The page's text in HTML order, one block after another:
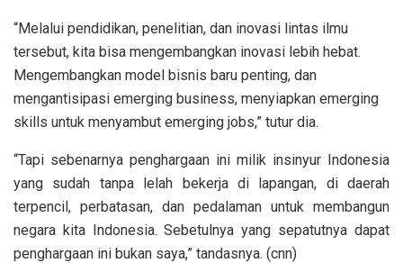
“Melalui pendidikan, penelitian, dan inovasi lintas ilmu
tersebut, kita bisa mengembangkan inovasi lebih hebat.
Mengembangkan model bisnis baru penting, dan
mengantisipasi emerging business, menyiapkan emerging
skills untuk menyambut emerging jobs,” tutur dia.
“Tapi sebenarnya penghargaan ini milik insinyur Indonesia
yang sudah tanpa lelah bekerja di lapangan, di daerah
terpencil, perbatasan, dan pedalaman untuk membangun
negara kita Indonesia. Sebetulnya yang sepatutnya dapat
penghargaan ini bukan saya,” tandasnya. (cnn)